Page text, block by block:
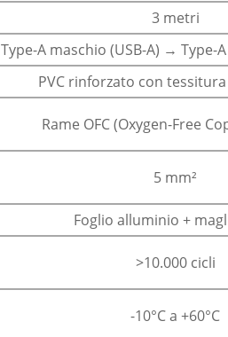
3 metri
Type-A maschio (USB-A) → Type-
PVC rinforzato con
Rame OFC (Oxygen-Free
5 mm²
Foglio alluminio +
>10.000 cicli
-10°C a +60°C